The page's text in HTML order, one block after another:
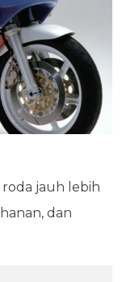
jauh lebih
dan